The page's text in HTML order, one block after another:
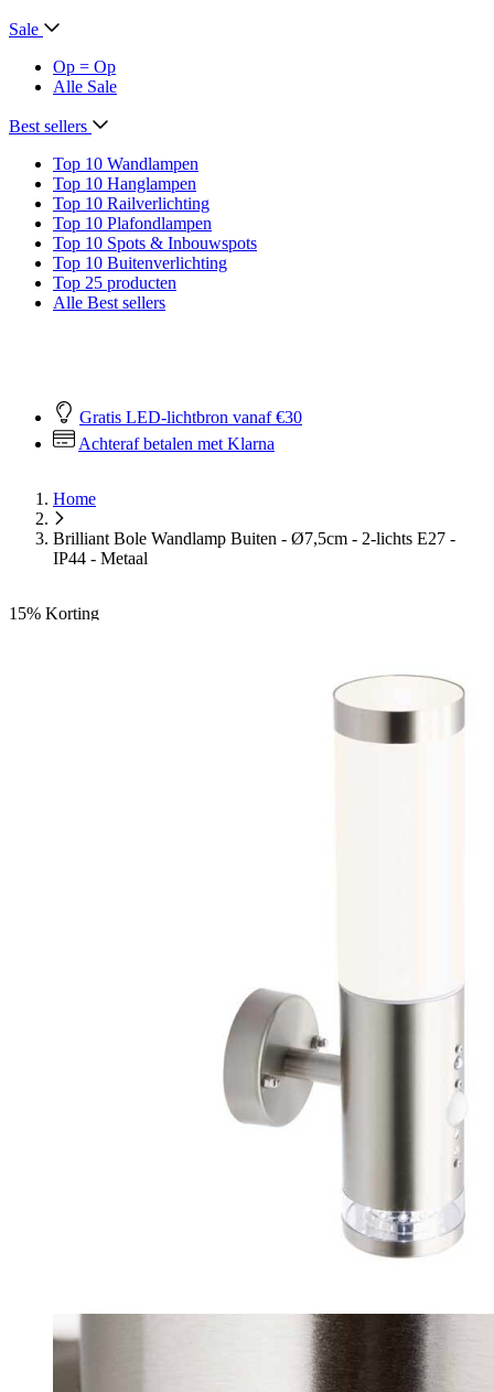
Sale
Op = Op
Alle Sale
Best sellers
Top 10 Wandlampen
Top 10 Hanglampen
Top 10 Railverlichting
Top 10 Plafondlampen
Top 10 Spots & Inbouwspots
Top 10 Buitenverlichting
Top 25 producten
Alle Best sellers
Gratis LED-lichtbron vanaf €30
Achteraf betalen met Klarna
Home
Brilliant Bole Wandlamp Buiten - Ø7,5cm - 2-lichts E27 -
IP44 - Metaal
15% Korting